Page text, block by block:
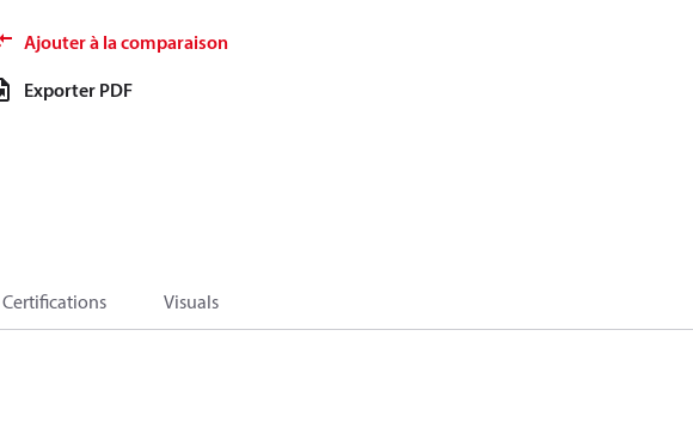
Ajouter à la comparaison
Exporter PDF
Certifications Visuals